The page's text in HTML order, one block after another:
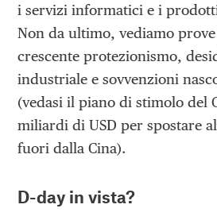
i servizi informatici e i
Non da ultimo, vediamo
crescente protezionismo,
industriale e sovvenzioni
(vedasi il piano di stimolo del
miliardi di USD per spostare
fuori dalla Cina).
D-day in vista?